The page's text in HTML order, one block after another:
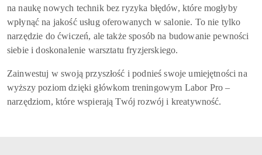
na naukę nowych technik bez ryzyka błędów, które mogłyby
wpłynąć na jakość usług oferowanych w salonie. To nie tylko
narzędzie do ćwiczeń, ale także sposób na budowanie pewności
siebie i doskonalenie warsztatu fryzjerskiego.
Zainwestuj w swoją przyszłość i podnieś swoje umiejętności na
wyższy poziom dzięki główkom treningowym Labor Pro –
narzędziom, które wspierają Twój rozwój i kreatywność.